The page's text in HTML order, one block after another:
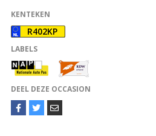
KENTEKEN
R402KP
LABELS
DEEL DEZE OCCASION